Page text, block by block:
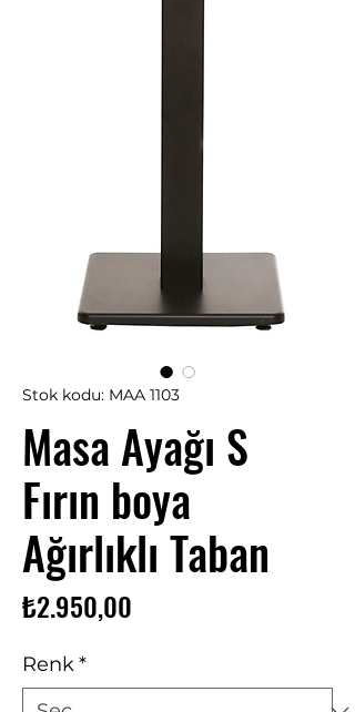
Stok kodu: MAA 1103
Masa Ayağı S
Fırın boya
Ağırlıklı Taban
₺2.950,00
Renk*